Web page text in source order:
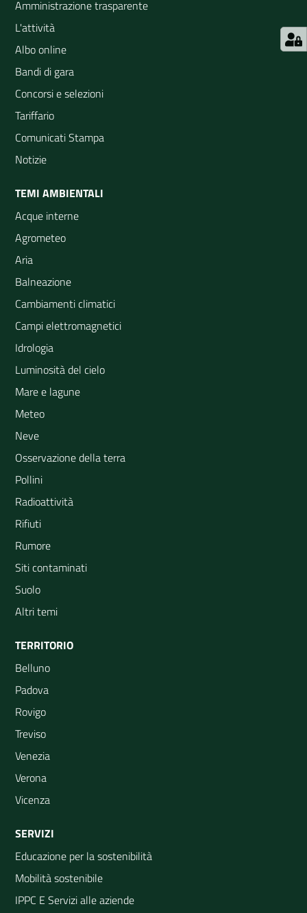
Amministrazione trasparente
L'attività
Albo online
Bandi di gara
Concorsi e selezioni
Tariffario
Comunicati Stampa
Notizie
TEMI AMBIENTALI
Acque interne
Agrometeo
Aria
Balneazione
Cambiamenti climatici
Campi elettromagnetici
Idrologia
Luminosità del cielo
Mare e lagune
Meteo
Neve
Osservazione della terra
Pollini
Radioattività
Rifiuti
Rumore
Siti contaminati
Suolo
Altri temi
TERRITORIO
Belluno
Padova
Rovigo
Treviso
Venezia
Verona
Vicenza
SERVIZI
Educazione per la sostenibilità
Mobilità sostenibile
IPPC E Servizi alle aziende